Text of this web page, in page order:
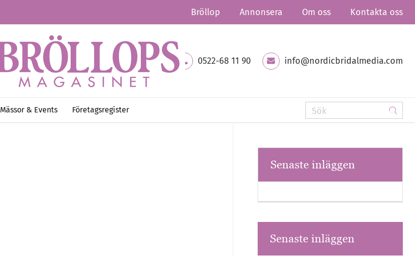
Bröllop Annonsera Om oss Kontakta oss
0522-68 11 90 info@nordicbridalmedia.com
Mässor & Events Företagsregister
Senaste inläggen
Senaste inläggen